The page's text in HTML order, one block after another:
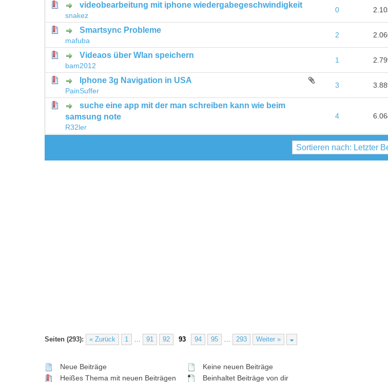
videobearbeitung mit iphone wiedergabegeschwindigkeit
snakez
0
0 Bewertung(en) - 0 von 5 durchschnittlich
12345
Smartsync Probleme
mafuba
2
0 Bewertung(en) - 0 von 5 durchschnittlich
Videaos über Wlan speichern
bam2012
1
0 Bewertung(en) - 0 von 5 durchschnittlich
12345
Iphone 3g Navigation in USA
PainSuffer
3
0 Bewertung(en) - 0 von 5 durchschnittlich
12345
suche eine app mit der man schreiben kann wie beim
samsung note
R32ler
4
0 Bewertung(en) - 0 von 5 durchschnittlich
Seiten (293): « Zurück 1 … 91 92 93 94 95 … 293 Weiter »
Neue Beiträge
Heißes Thema mit neuen Beiträgen
Keine neuen Beiträge
Beinhaltet Beiträge von dir